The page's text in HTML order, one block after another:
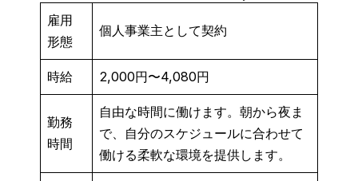
雇用
形態
個人事業主として契約
時給 2,000円〜4,080円
勤務
時間
自由な時間に働けます。朝から夜ま
で、自分のスケジュールに合わせて
働ける柔軟な環境を提供します。